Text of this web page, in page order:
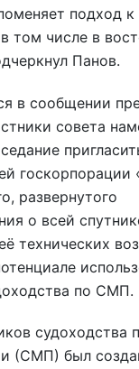
подход к
том числе в
Панов.
в сообщении
совета
госкорпорации
развернутого
о всей
технических
по СМП.
судоходства
(СМП) был